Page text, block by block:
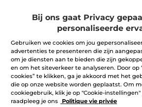
2408AUG-
2408AUG-
★★★★★
★★★★★
Geen
beoordelingswaarde
voor
REVIEW
Aantal
NIET OP
Bij ons gaat Privacy
personaliseerde
Gebruiken we cookies om jou
advertenties te presenteren die zijn
om je diensten aan te bieden die zijn
en om het siteverkeer te analyseren. Door op
cookies” te klikken, ga je akkoord met het
die op onze website worden geplaatst. Om
cookiegebruik, klik je op "Cookie-
raadpleeg je ons
Politique vie privée